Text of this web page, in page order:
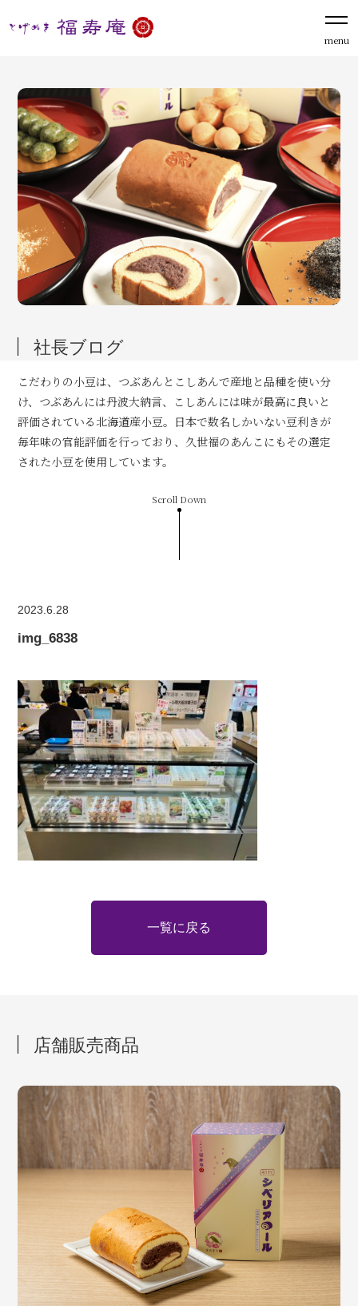
menu
社長ブログ
こだわりの小豆は、つぶあんとこしあんで産地と品種を使い分
け、つぶあんには丹波大納言、こしあんには味が最高に良いと
評価されている北海道産小豆。日本で数名しかいない豆利きが
毎年味の官能評価を行っており、久世福のあんこにもその選定
された小豆を使用しています。
Scroll Down
2023.6.28
img_6838
一覧に戻る
店舗販売商品